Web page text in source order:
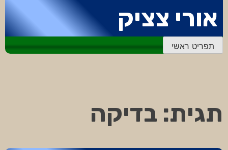
לתוכן
אורי צציק
תפריט ראשי
תגית: בדיקה